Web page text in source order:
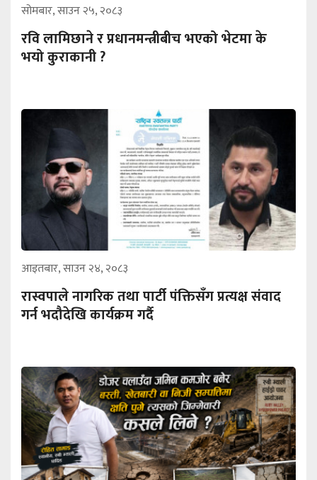
सोमबार, साउन २५, २०८३
रवि लामिछाने र प्रधानमन्त्रीबीच भएको भेटमा के
भयो कुराकानी ?
आइतबार, साउन २४, २०८३
रास्वपाले नागरिक तथा पार्टी पंक्तिसँग प्रत्यक्ष संवाद
गर्न भदौदेखि कार्यक्रम गर्दै